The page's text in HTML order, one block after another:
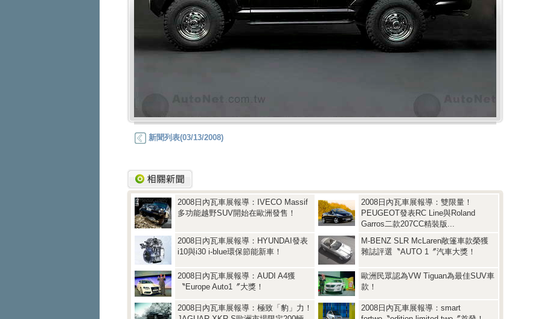
新聞列表(03/13/2008)
2008日內瓦車展報導：IVECO Massif
多功能越野SUV開始在歐洲發售！
2008日內瓦車展報導：雙限量！
PEUGEOT發表RC Line與Roland
Garros二款207CC精裝版...
2008日內瓦車展報導：HYUNDAI發表
i10與i30 i-blue環保節能新車！
M-BENZ SLR McLaren敞篷車款榮獲
雜誌評選〝AUTO 1〞汽車大獎！
2008日內瓦車展報導：AUDI A4獲
〝Europe Auto1〞大獎！
歐洲民眾認為VW Tiguan為最佳SUV車
款！
2008日內瓦車展報導：極致「豹」力！
2008日內瓦車展報導：smart